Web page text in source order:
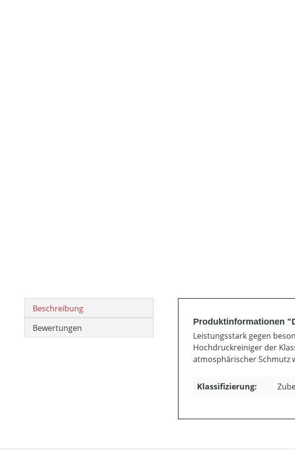
Beschreibung
Bewertungen
Produktinformationen
Leistungsstark gegen
Hochdruckreiniger der
atmosphärischer Schmutz
Klassifizierung: